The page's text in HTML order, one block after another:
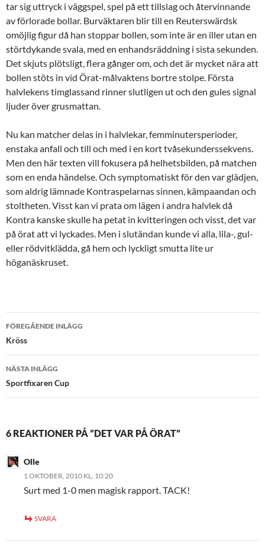
tar sig uttryck i väggspel, spel på ett tillslag och återvinnande
av förlorade bollar. Burväktaren blir till en Reuterswärdsk
omöjlig figur då han stoppar bollen, som inte är en iller utan en
störtdykande svala, med en enhandsräddning i sista sekunden.
Det skjuts plötsligt, flera gånger om, och det är mycket nära att
bollen stöts in vid Örat-målvaktens bortre stolpe. Första
halvlekens timglassand rinner slutligen ut och den gules signal
ljuder över grusmattan.
Nu kan matcher delas in i halvlekar, femminutersperioder,
enstaka anfall och till och med i en kort tvåsekunderssekvens.
Men den här texten vill fokusera på helhetsbilden, på matchen
som en enda händelse. Och symptomatiskt för den var glädjen,
som aldrig lämnade Kontraspelarnas sinnen, kämpaandan och
stoltheten. Visst kan vi prata om lägen i andra halvlek då
Kontra kanske skulle ha petat in kvitteringen och visst, det var
på örat att vi lyckades. Men i slutändan kunde vi alla, lila-, gul-
eller rödvitklädda, gå hem och lyckligt smutta lite ur
höganäskruset.
Inläggsnavigering
FÖREGÅENDE INLÄGG
Kröss
NÄSTA INLÄGG
Sportfixaren Cup
6 REAKTIONER PÅ ”DET VAR PÅ ÖRAT”
Olle
1 OKTOBER, 2010 KL. 10:20
Surt med 1-0 men magisk rapport. TACK!
SVARA